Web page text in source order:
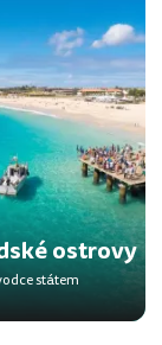
ostrovy
státem